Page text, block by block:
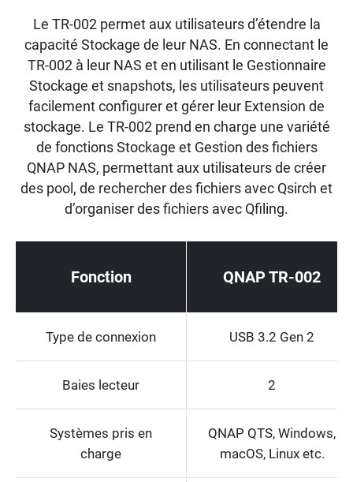
Le TR-002 permet aux utilisateurs d’étendre la
capacité Stockage de leur NAS. En connectant le
TR-002 à leur NAS et en utilisant le Gestionnaire
Stockage et snapshots, les utilisateurs peuvent
facilement configurer et gérer leur Extension de
stockage. Le TR-002 prend en charge une variété
de fonctions Stockage et Gestion des fichiers
QNAP NAS, permettant aux utilisateurs de créer
des pool, de rechercher des fichiers avec Qsirch et
d’organiser des fichiers avec Qfiling.
Fonction QNAP TR-002
Type de connexion USB 3.2 Gen 2
Baies lecteur 2
Systèmes pris en
charge
QNAP QTS, Windows,
macOS, Linux etc.